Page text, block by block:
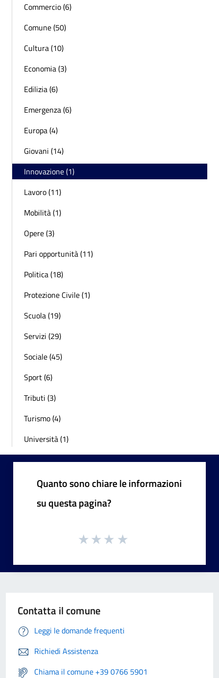
Commercio (6)
Comune (50)
Cultura (10)
Economia (3)
Edilizia (6)
Emergenza (6)
Europa (4)
Giovani (14)
Innovazione (1)
Lavoro (11)
Mobilità (1)
Opere (3)
Pari opportunità (11)
Politica (18)
Protezione Civile (1)
Scuola (19)
Servizi (29)
Sociale (45)
Sport (6)
Tributi (3)
Turismo (4)
Università (1)
Quanto sono chiare le informazioni
su questa pagina?
Contatta il comune
Leggi le domande frequenti
Richiedi Assistenza
Chiama il comune +39 0766 5901